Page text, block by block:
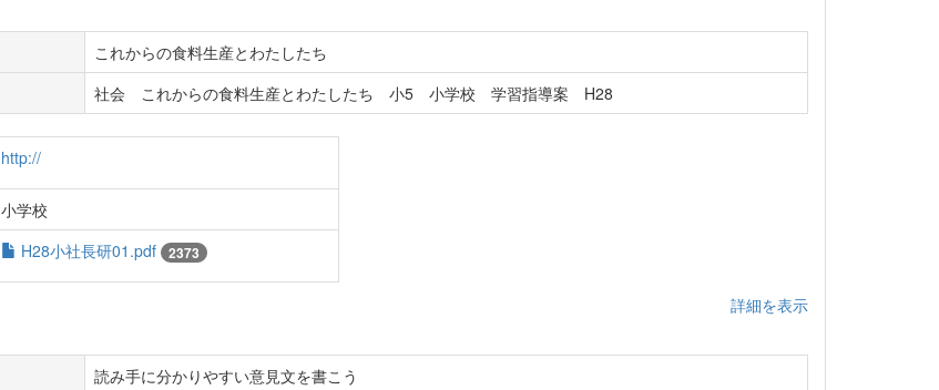
これからの食料生産とわたしたち
社会 これからの食料生産とわたしたち 小5 小学校 学習指導案 H28
http://
小学校
H28小社長研01.pdf 2373
詳細を表示
読み手に分かりやすい意見文を書こう